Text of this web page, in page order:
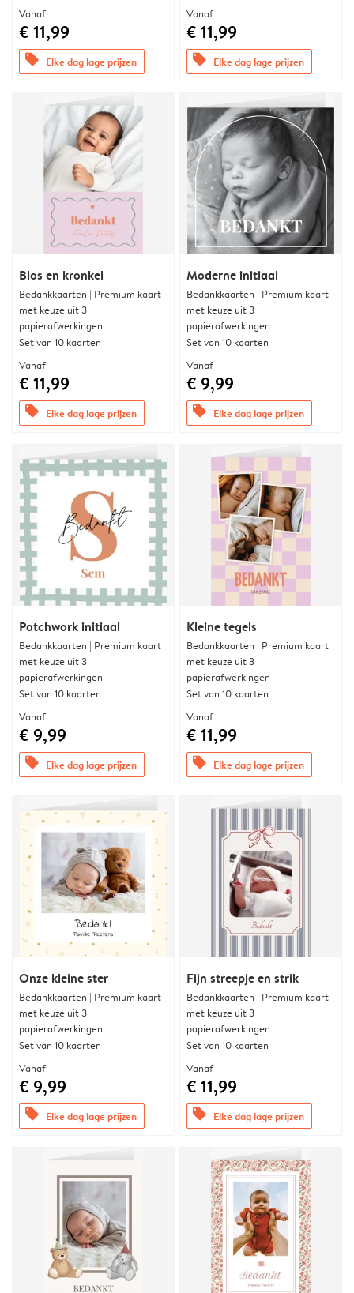
Vanaf
€ 11,99
offers Elke dag lage prijzen
Vanaf
€ 11,99
offers Elke dag lage prijzen
Blos en kronkel
Bedankkaarten | Premium kaart
met keuze uit 3
papierafwerkingen
Set van 10 kaarten
Vanaf
€ 11,99
offers Elke dag lage prijzen
Moderne initiaal
Bedankkaarten | Premium kaart
met keuze uit 3
papierafwerkingen
Set van 10 kaarten
Vanaf
€ 9,99
offers Elke dag lage prijzen
Patchwork initiaal
Bedankkaarten | Premium kaart
met keuze uit 3
papierafwerkingen
Set van 10 kaarten
Vanaf
€ 9,99
offers Elke dag lage prijzen
Kleine tegels
Bedankkaarten | Premium kaart
met keuze uit 3
papierafwerkingen
Set van 10 kaarten
Vanaf
€ 11,99
offers Elke dag lage prijzen
Onze kleine ster
Bedankkaarten | Premium kaart
met keuze uit 3
papierafwerkingen
Set van 10 kaarten
Vanaf
€ 9,99
offers Elke dag lage prijzen
Fijn streepje en strik
Bedankkaarten | Premium kaart
met keuze uit 3
papierafwerkingen
Set van 10 kaarten
Vanaf
€ 11,99
offers Elke dag lage prijzen